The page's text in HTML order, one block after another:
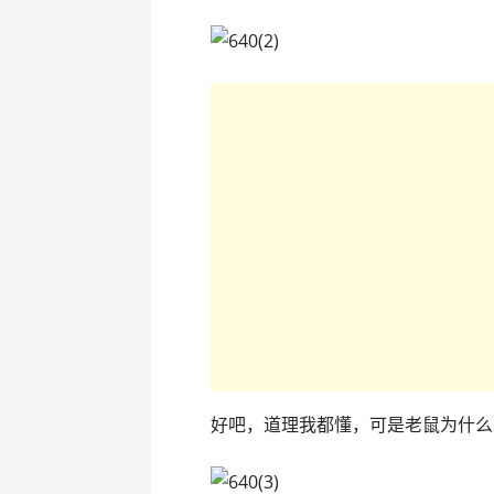
好吧，道理我都懂，可是老鼠为什